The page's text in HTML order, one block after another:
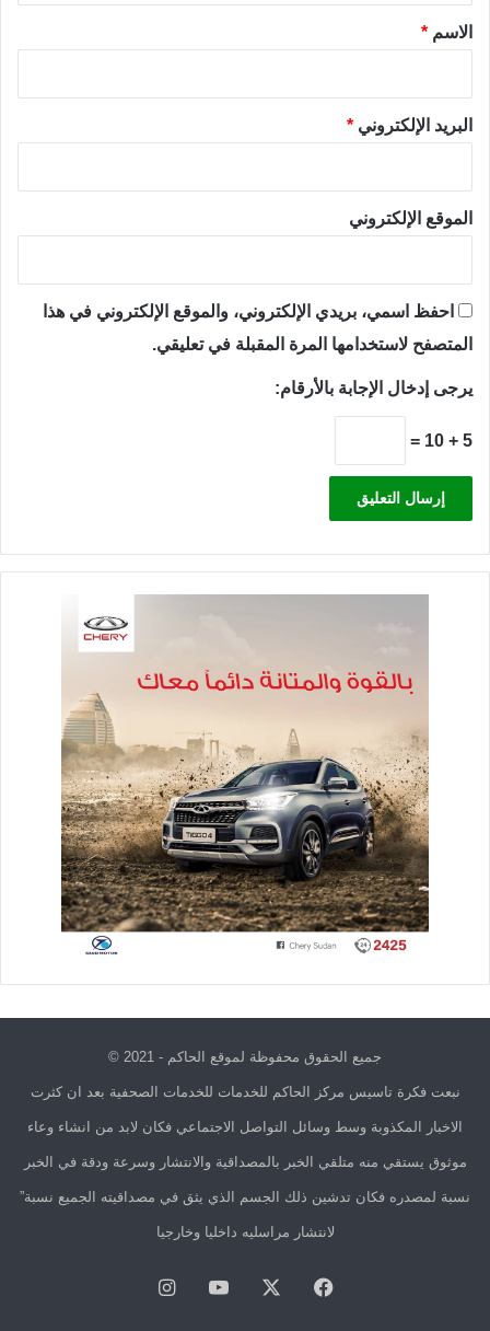
*الاسم *
البريد الإلكتروني *
الموقع الإلكتروني
احفظ اسمي، بريدي الإلكتروني، والموقع الإلكتروني في هذا
المتصفح لاستخدامها المرة المقبلة في تعليقي.
يرجى إدخال الإجابة بالأرقام:
5 + 10 =
جميع الحقوق محفوظة لموقع الحاكم - 2021 ©
نبعت فكرة تاسيس مركز الحاكم للخدمات للخدمات الصحفية بعد ان كثرت
الاخبار المكذوبة وسط وسائل التواصل الاجتماعي فكان لابد من انشاء وعاء
موثوق يستقي منه متلقي الخبر بالمصداقية والانتشار وسرعة ودقة في الخبر
نسبة لمصدره فكان تدشين ذلك الجسم الذي يثق في مصداقيته الجميع نسبة”
لانتشار مراسليه داخليا وخارجيا
فيسبوك يوتيوبانستقرام